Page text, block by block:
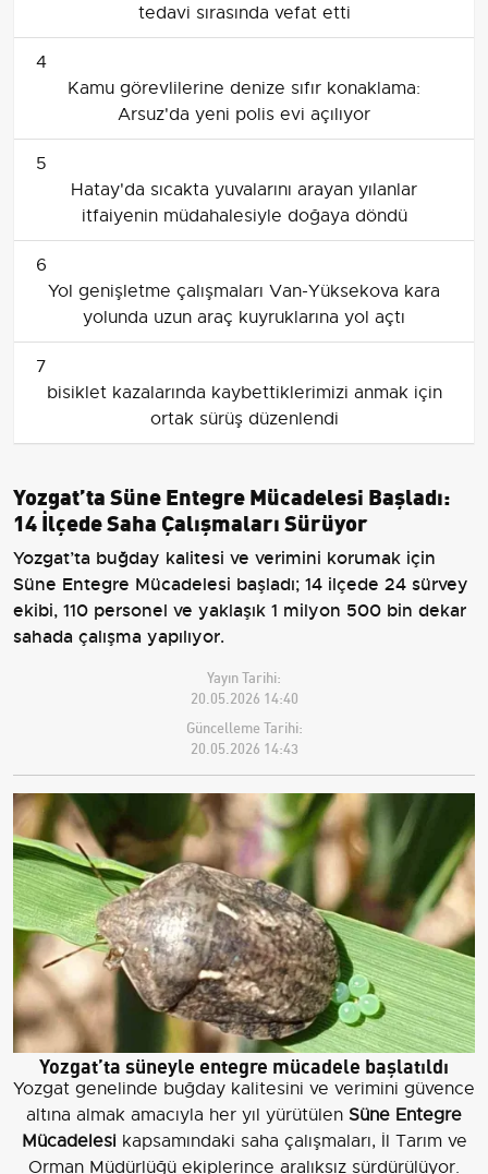
tedavi sırasında vefat etti
4
Kamu görevlilerine denize sıfır konaklama:
Arsuz'da yeni polis evi açılıyor
5
Hatay'da sıcakta yuvalarını arayan yılanlar
itfaiyenin müdahalesiyle doğaya döndü
6
Yol genişletme çalışmaları Van-Yüksekova kara
yolunda uzun araç kuyruklarına yol açtı
7
bisiklet kazalarında kaybettiklerimizi anmak için
ortak sürüş düzenlendi
Yozgat’ta Süne Entegre Mücadelesi Başladı:
14 İlçede Saha Çalışmaları Sürüyor
Yozgat’ta buğday kalitesi ve verimini korumak için
Süne Entegre Mücadelesi başladı; 14 ilçede 24 sürvey
ekibi, 110 personel ve yaklaşık 1 milyon 500 bin dekar
sahada çalışma yapılıyor.
Yayın Tarihi:
20.05.2026 14:40
Güncelleme Tarihi:
20.05.2026 14:43
Yozgat’ta süneyle entegre mücadele başlatıldı
Yozgat genelinde buğday kalitesini ve verimini güvence
altına almak amacıyla her yıl yürütülen Süne Entegre
Mücadelesikapsamındaki saha çalışmaları, İl Tarım ve
Orman Müdürlüğü ekiplerince aralıksız sürdürülüyor.